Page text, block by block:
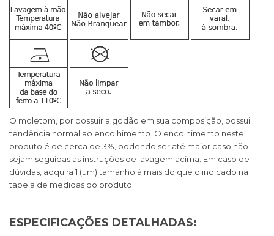
O moletom, por possuir algodão em sua composição, possui
tendência normal ao encolhimento. O encolhimento neste
produto é de cerca de 3%, podendo ser até maior caso não
sejam seguidas as instruções de lavagem acima. Em caso de
dúvidas, adquira 1 (um) tamanho à mais do que o indicado na
tabela de medidas do produto.
ESPECIFICAÇÕES DETALHADAS: